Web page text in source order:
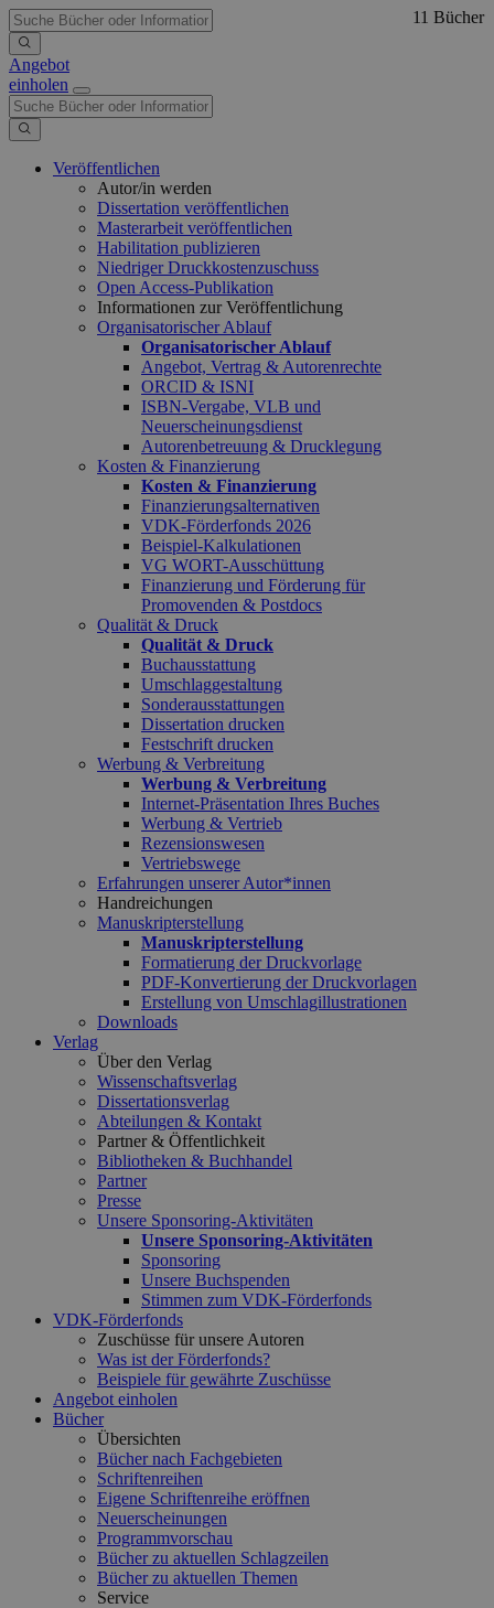
Angebot
einholen
Veröffentlichen
Autor/in werden
Dissertation veröffentlichen
Masterarbeit veröffentlichen
Habilitation publizieren
Niedriger Druckkostenzuschuss
Open Access-Publikation
Informationen zur Veröffentlichung
Organisatorischer Ablauf
Organisatorischer Ablauf
Angebot, Vertrag & Autorenrechte
ORCID & ISNI
ISBN-Vergabe, VLB und
Neuerscheinungsdienst
Autorenbetreuung & Drucklegung
Kosten & Finanzierung
Kosten & Finanzierung
Finanzierungsalternativen
VDK-Förderfonds 2026
Beispiel-Kalkulationen
VG WORT-Ausschüttung
Finanzierung und Förderung für
Promovenden & Postdocs
Qualität & Druck
Qualität & Druck
Buchausstattung
Umschlaggestaltung
Sonderausstattungen
Dissertation drucken
Festschrift drucken
Werbung & Verbreitung
Werbung & Verbreitung
Internet-Präsentation Ihres Buches
Werbung & Vertrieb
Rezensionswesen
Vertriebswege
Erfahrungen unserer Autor*innen
Handreichungen
Manuskripterstellung
Manuskripterstellung
Formatierung der Druckvorlage
PDF-Konvertierung der Druckvorlagen
Erstellung von Umschlagillustrationen
Downloads
Verlag
Über den Verlag
Wissenschaftsverlag
Dissertationsverlag
Abteilungen & Kontakt
Partner & Öffentlichkeit
Bibliotheken & Buchhandel
Partner
Presse
Unsere Sponsoring-Aktivitäten
Unsere Sponsoring-Aktivitäten
Sponsoring
Unsere Buchspenden
Stimmen zum VDK-Förderfonds
VDK-Förderfonds
Zuschüsse für unsere Autoren
Was ist der Förderfonds?
Beispiele für gewährte Zuschüsse
Angebot einholen
Bücher
Übersichten
Bücher nach Fachgebieten
Schriftenreihen
Eigene Schriftenreihe eröffnen
Neuerscheinungen
Programmvorschau
Bücher zu aktuellen Schlagzeilen
Bücher zu aktuellen Themen
Service
11 Bücher